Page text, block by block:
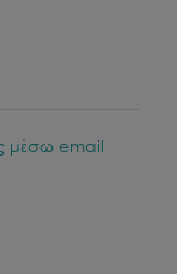
μέσω email